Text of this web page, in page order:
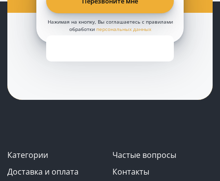
Нажимая на кнопку, Вы соглашаетесь с правилами
обработки персональных данных
Категории
Частые вопросы
Доставка и оплата
Контакты